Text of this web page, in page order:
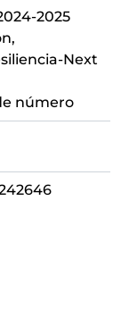
2025
Next
número